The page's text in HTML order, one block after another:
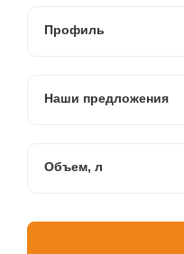
Профиль
Наши предложения
Объем, л